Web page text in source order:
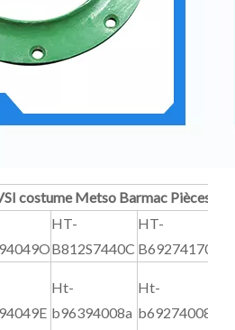
costume Metso Barmac Pièces
HT-
B812S7440C
HT-
B69274170D
Ht-
b96394008a
Ht-
b69274008a